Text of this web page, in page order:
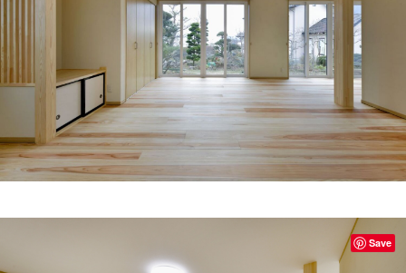
Save